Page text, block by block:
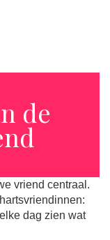
de
vriend centraal.
dag zien wat